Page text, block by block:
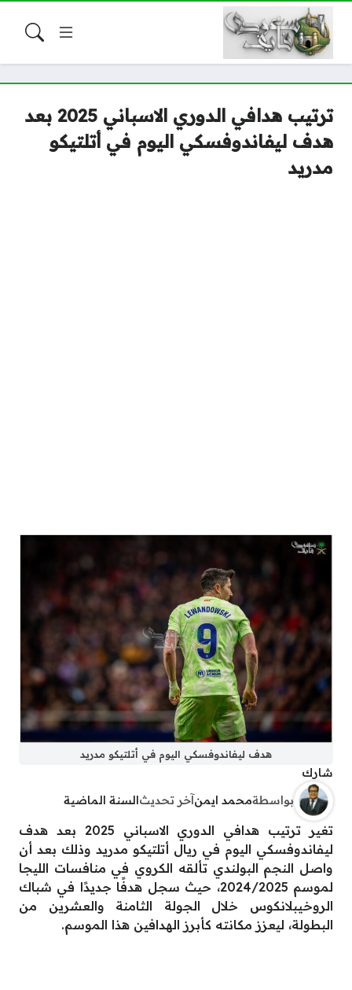
ترتيب هدافي الدوري الاسباني 2025 بعد
هدف ليفاندوفسكي اليوم في أتلتيكو
مدريد
هدف ليفاندوفسكي اليوم في أتلتيكو مدريد
شارك
بواسطةمحمد ايمن آخر تحديث السنة الماضية
تغير ترتيب هدافي الدوري الاسباني 2025 بعد هدف
ليفاندوفسكي اليوم في ريال أتلتيكو مدريد وذلك بعد أن
واصل النجم البولندي تألقه الكروي في منافسات الليجا
لموسم 2024/2025، حيث سجل هدفًا جديدًا في شباك
الروخيبلانكوس خلال الجولة الثامنة والعشرين من
البطولة، ليعزز مكانته كأبرز الهدافين هذا الموسم.